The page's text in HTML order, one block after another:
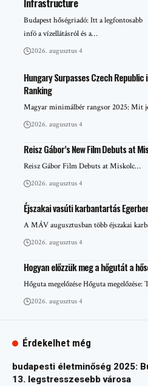
Budapest hőségriadó: Itt a legfontosabb
infó a vízellátásról és a…
2026. augusztus 4
Hungary Surpasses Czech Republic
Ranking
Magyar minimálbér rangsor 2025: Mit
2026. augusztus 4
Reisz Gábor’s New Film Debuts at
Reisz Gábor Film Debuts at Miskolc…
2026. augusztus 4
Éjszakai vasúti karbantartás
A MÁV augusztusban több éjszakai
2026. augusztus 4
Hogyan előzzük meg a hőgutát a
Hőguta megelőzése Hőguta
2026. augusztus 4
Érdekelhet még
budapesti életminőség 2025:
13. legstresszesebb városa